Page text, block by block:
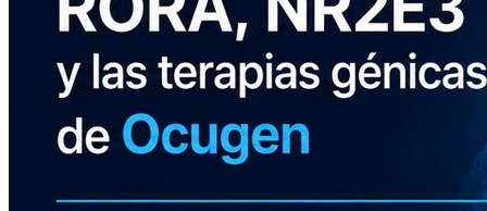
Haz tu
donativo
Federados
Noticias